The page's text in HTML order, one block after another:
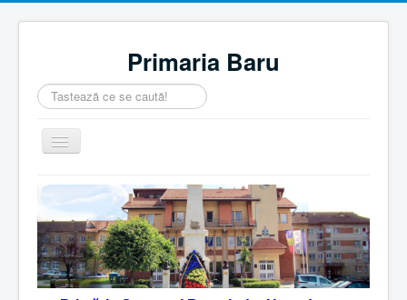
Primaria Baru
Căutare
...
Comută
navigarea
Home
Despre noi
Noutăţi
Contact